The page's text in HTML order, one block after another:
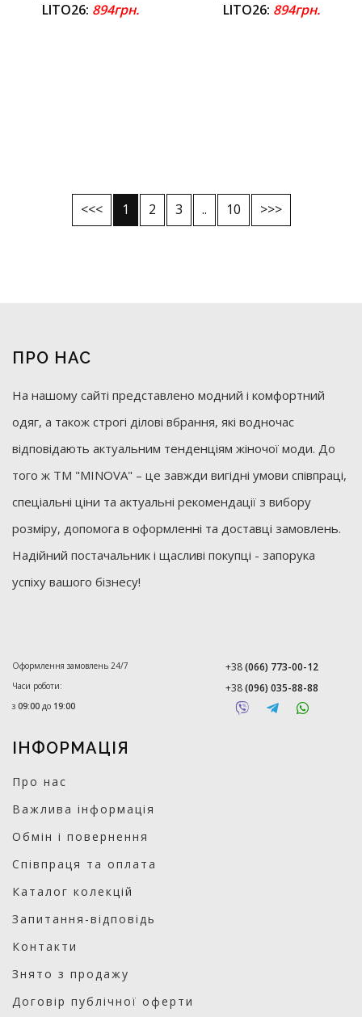
LITO26: 894грн.
LITO26: 894грн.
<<< 1 2 3 .. 10 >>>
ПРО НАС
На нашому сайті представлено модний і комфортний
одяг, а також строгі ділові вбрання, які водночас
відповідають актуальним тенденціям жіночої моди. До
того ж ТМ "MINOVA" – це завжди вигідні умови співпраці,
спеціальні ціни та актуальні рекомендації з вибору
розміру, допомога в оформленні та доставці замовлень.
Надійний постачальник і щасливі покупці - запорука
успіху вашого бізнесу!
Оформлення замовлень 24/7
Часи роботи:
з 09:00 до 19:00
+38(066) 773-00-12
+38(096) 035-88-88
ІНФОРМАЦІЯ
Про нас
Важлива інформація
Обмін і повернення
Співпраця та оплата
Каталог колекцій
Запитання-відповідь
Контакти
Знято з продажу
Договір публічної оферти